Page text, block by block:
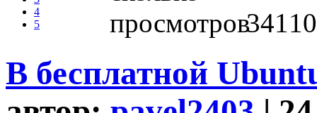
4
5
34110
В бесплатной